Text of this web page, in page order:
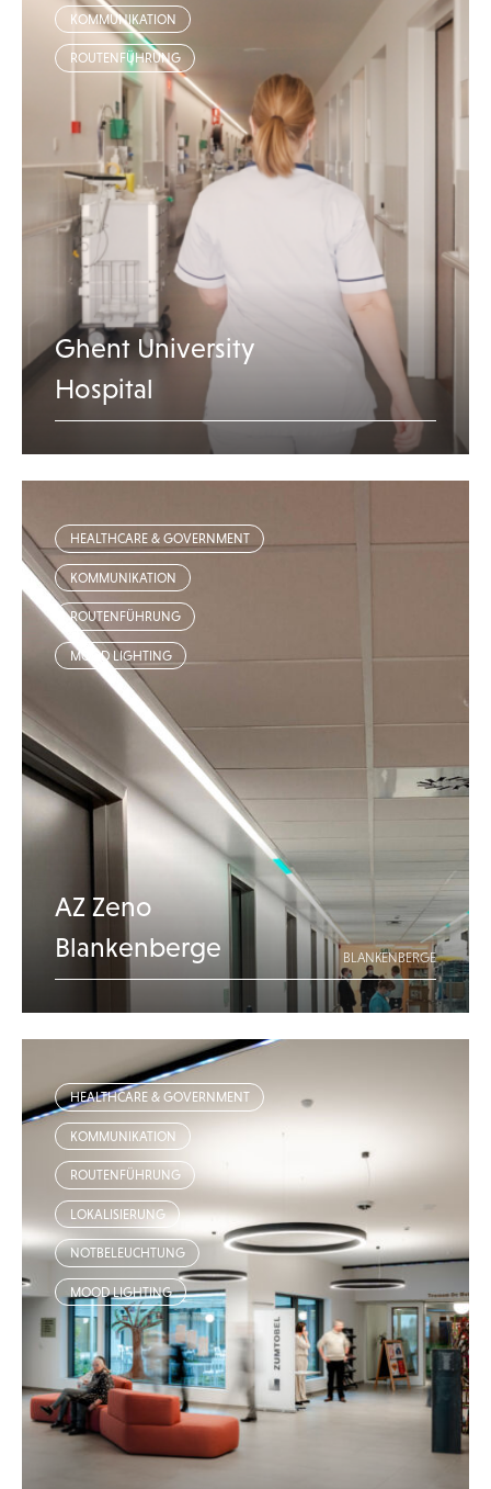
KOMMUNIKATION
ROUTENFÜHRUNG
Ghent University
Hospital
HEALTHCARE & GOVERNMENT
KOMMUNIKATION
ROUTENFÜHRUNG
MOOD LIGHTING
AZ Zeno
Blankenberge
BLANKENBERGE
HEALTHCARE & GOVERNMENT
KOMMUNIKATION
ROUTENFÜHRUNG
LOKALISIERUNG
NOTBELEUCHTUNG
MOOD LIGHTING